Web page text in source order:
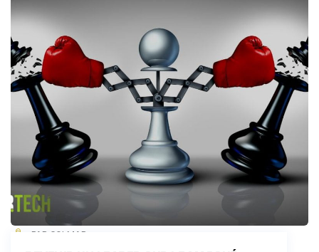
PAR COLMAR